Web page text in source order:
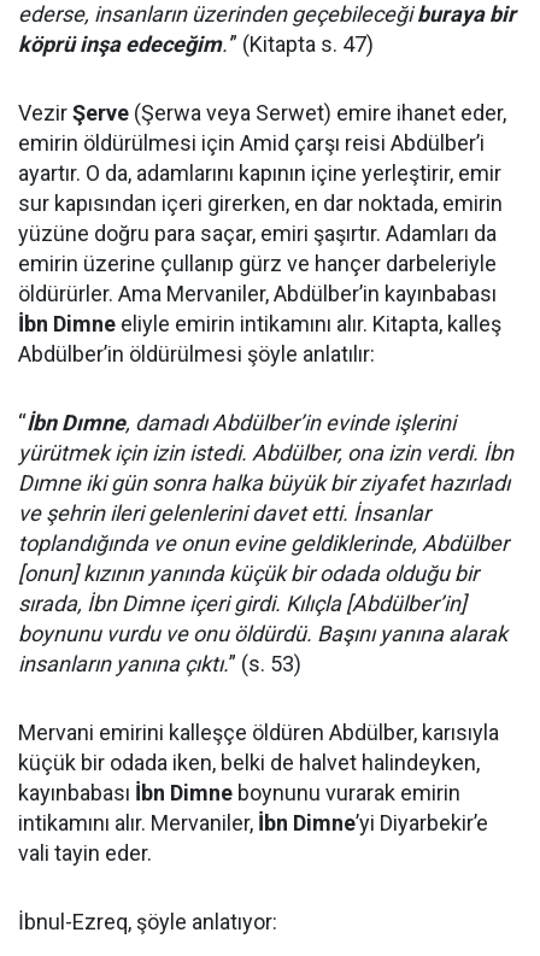
ederse, insanların üzerinden geçebileceğiburaya bir
köprü inşa edeceğim.'” (Kitapta s. 47)
VezirŞerve (Şerwa veya Serwet) emire ihanet eder,
emirin öldürülmesi için Amid çarşı reisi Abdülber’i
ayartır. O da, adamlarını kapının içine yerleştirir, emir
sur kapısından içeri girerken, en dar noktada, emirin
yüzüne doğru para saçar, emiri şaşırtır. Adamları da
emirin üzerine çullanıp gürz ve hançer darbeleriyle
öldürürler. Ama Mervaniler, Abdülber’in kayınbabası
İbn Dimne eliyle emirin intikamını alır. Kitapta, kalleş
Abdülber’in öldürülmesi şöyle anlatılır:
“İbn Dımne, damadı Abdülber’in evinde işlerini
yürütmek için izin istedi. Abdülber, ona izin verdi. İbn
Dımne iki gün sonra halka büyük bir ziyafet hazırladı
ve şehrin ileri gelenlerini davet etti. İnsanlar
toplandığında ve onun evine geldiklerinde, Abdülber
[onun] kızının yanında küçük bir odada olduğu bir
sırada, İbn Dimne içeri girdi. Kılıçla [Abdülber’in]
boynunu vurdu ve onu öldürdü. Başını yanına alarak
insanların yanına çıktı.” (s. 53)
Mervani emirini kalleşçe öldüren Abdülber, karısıyla
küçük bir odada iken, belki de halvet halindeyken,
kayınbabası İbn Dimne boynunu vurarak emirin
intikamını alır. Mervaniler, İbn Dimne’yi Diyarbekir’e
vali tayin eder.
İbnul-Ezreq, şöyle anlatıyor: